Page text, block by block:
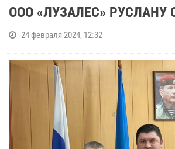
ООО «ЛУЗАЛЕС»
24 февраля 2024, 12:32